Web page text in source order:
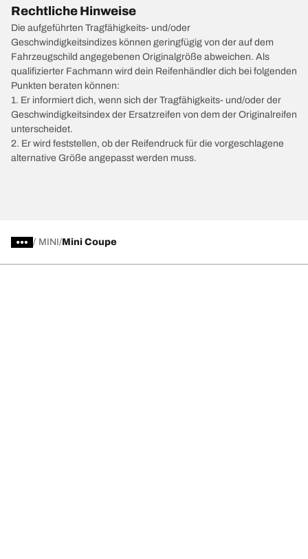
Rechtliche Hinweise
Die aufgeführten Tragfähigkeits- und/oder
Geschwindigkeitsindizes können geringfügig von der auf dem
Fahrzeugschild angegebenen Originalgröße abweichen. Als
qualifizierter Fachmann wird dein Reifenhändler dich bei folgenden
Punkten beraten können:
1. Er informiert dich, wenn sich der Tragfähigkeits- und/oder der
Geschwindigkeitsindex der Ersatzreifen von dem der Originalreifen
unterscheidet.
2. Er wird feststellen, ob der Reifendruck für die vorgeschlagene
alternative Größe angepasst werden muss.
/ MINI Mini Coupe